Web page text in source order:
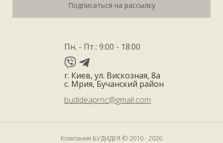
Подписаться на рассылку
Пн. - Пт.: 9:00 - 18:00
г. Киев, ул. Вискозная, 8а
с. Мрия, Бучанский район
budideaprnc@gmail.com
Компания БУДИДЕЯ © 2010 - 2026